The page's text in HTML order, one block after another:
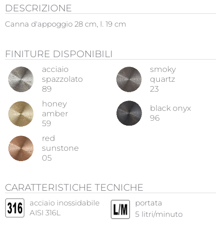
DESCRIZIONE
Canna d'appoggio 28 cm, l. 19 cm
FINITURE DISPONIBILI
acciaio
spazzolato
89
smoky
quartz
23
honey
amber
59
black onyx
96
red
sunstone
05
CARATTERISTICHE TECNICHE
acciaio inossidabile
AISI 316L
portata
5 litri/minuto